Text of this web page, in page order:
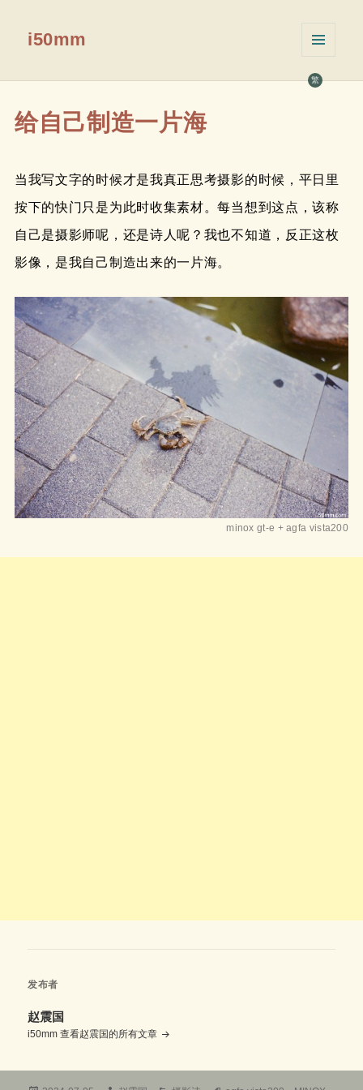
繁
i50mm
挂件
给自己制造一片海
当我写文字的时候才是我真正思考摄影的时候，平日里
按下的快门只是为此时收集素材。每当想到这点，该称
自己是摄影师呢，还是诗人呢？我也不知道，反正这枚
影像，是我自己制造出来的一片海。
minox gt-e + agfa vista200
发布者
赵震国
i50mm查看赵震国的所有文章